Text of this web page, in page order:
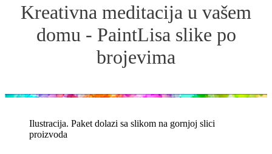
Kreativna meditacija u vašem
domu - PaintLisa slike po
brojevima
Ilustracija. Paket dolazi sa slikom na gornjoj slici
proizvoda